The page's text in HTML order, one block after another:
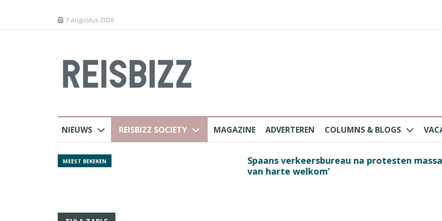
7 augustus 2026
NIEUWS REISBIZZ SOCIETY MAGAZINE ADVERTEREN COLUMNS & BLOGS
MEEST BEKEKEN
Spaans verkeersbureau na protesten massatoerisme: ‘Nederlandse